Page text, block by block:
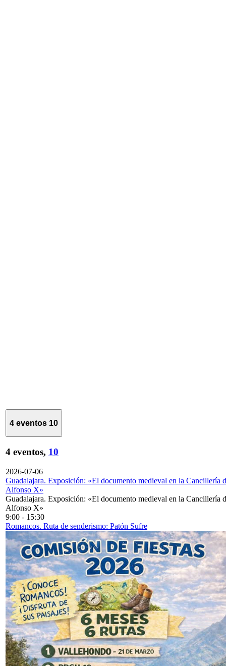
4 eventos 10
4 eventos, 10
2026-07-06
Guadalajara. Exposición: «El documento medieval en la Cancillería
Alfonso X»
Guadalajara. Exposición: «El documento medieval en la Cancillería
Alfonso X»
9:00 - 15:30
Romancos. Ruta de senderismo: Patón Sufre